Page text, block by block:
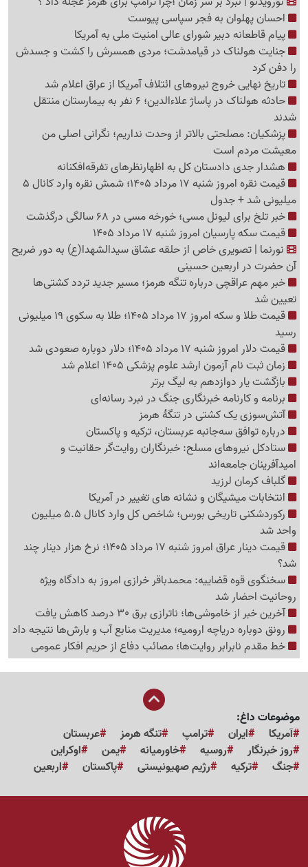
احسان پهلوان به فجر سپاسی پیوست
پیام قاطعانه دبیر شورای عالی امنیت ملی به آمریکا
جنایت هولناک در قیامدشت؛ مردی همسرش را کشت و جسدش
را دفن کرد
تاریخ نهایی خروج نیروهای ائتلاف آمریکا از عراق اعلام شد
حادثه هولناک در پاساژ علاءالدین؛ 6 نفر به بیمارستان منتقل
شدند
پزشکیان: مصلحتی بالاتر از وحدت نداریم؛ نگرانی اصلی من
معیشت مردم است
هشدار جدی دادستان کل به اظهارنظرهای تفرقه‌افکنانه
قیمت نقره امروز شنبه 17 مرداد 1405؛ شمش نقره وارد کانال 5
میلیونی شد + جدول
خبر تلخ برای لیونل مسی؛ خورخه مسی در 68 سالگی درگذشت
قیمت سکه پارسیان امروز شنبه 17 مرداد 1405
نورنما | تصویری خاص از حلقه عشاق سیدالشهدا(ع) به دور ضریح
آن حضرت در اربعین حسینی
خبر مهم عراقچی درباره تنگه هرمز؛ مسیر جدید تردد کشتی‌ها
تعیین شد
قیمت طلا و سکه امروز 17 مرداد 1405؛ طلا به سکوی 19 میلیونی
رسید
قیمت دلار امروز شنبه 17 مرداد 1405؛ دلار دوباره صعودی شد
زمان ثبت نام آزمون ارشد علوم پزشکی 1405 اعلام شد
بازگشت یار دوازدهم به لیگ برتر
برنامه و کارنامه خبرنگاری جنگ در نبرد رسانه‌ای
آتش‌سوزی یک کشتی در تنگهٔ هرمز
درباره توافق سه‌جانبه عربستان، ترکیه و پاکستان
ستادکل نیروهای مسلح: خبرنگاران روایت‌گر حقانیت و
امیدآفرینان جامعه‌اند
گلباف کرمان لرزید
انتخابات میشیگان و نشانه های تغییر در آمریکا
رکوردشکنی تاریخی بورس؛ شاخص کل وارد کانال 5.5 میلیون
واحد شد
قیمت دینار عراق امروز شنبه 17 مرداد 1405؛ نرخ هزار دینار چند
شد؟
سخنگوی قوه قضاییه: محمدباقر خرازی امروز به دادگاه ویژه
روحانیت احضار شد
آخرین خبر از خاموشی‌ها؛ ناترازی برق 30 درصد کاهش یافت
رونق دوباره دریاچه ارومیه؛ مدیریت منابع آب و بارش‌ها نتیجه داد
خط مقدم نابرابر روایت‌ها؛ مصائب دفاع از حریم افکار عمومی
موضوعات داغ:
آمریکا
ایران ترامپ تنگه هرمز
عربستان
روز خبرنگار
روسیه خاورمیانه یمن
اوکراین
جنگ
ترکیه رژیم صهیونیستی پاکستان اربعین